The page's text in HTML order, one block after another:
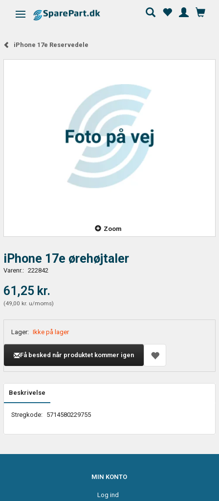
Skifte navigation
iPhone 17e Reservedele
Zoom
iPhone 17e ørehøjtaler
Varenr.: 222842
61,25 kr.
(49,00 kr. u/moms)
Lager: Ikke på lager
Få besked når produktet kommer igen
Beskrivelse
Stregkode: 5714580229755
MIN KONTO
Log ind